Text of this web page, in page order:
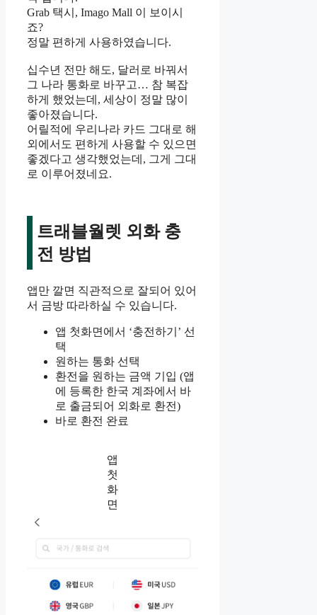
Grab 택시, Imago Mall 이 보이시
죠?
정말 편하게 사용하였습니다.
십수년 전만 해도, 달러로 바꿔서
그 나라 통화로 바꾸고… 참 복잡
하게 했었는데, 세상이 정말 많이
좋아졌습니다.
어릴적에 우리나라 카드 그대로 해
외에서도 편하게 사용할 수 있으면
좋겠다고 생각했었는데, 그게 그대
로 이루어졌네요.
트래블월렛 외화 충
전 방법
앱만 깔면 직관적으로 잘되어 있어
서 금방 따라하실 수 있습니다.
앱 첫화면에서 ‘충전하기’ 선
택
원하는 통화 선택
환전을 원하는 금액 기입 (앱
에 등록한 한국 계좌에서 바
로 출금되어 외화로 환전)
바로 환전 완료
앱
첫
화
면